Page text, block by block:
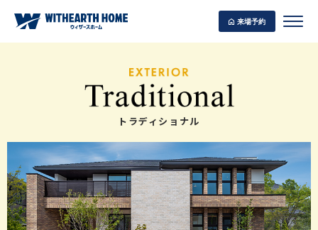
来場予約
WITHEARTH HOME の BEST PLAN
トラディショナル